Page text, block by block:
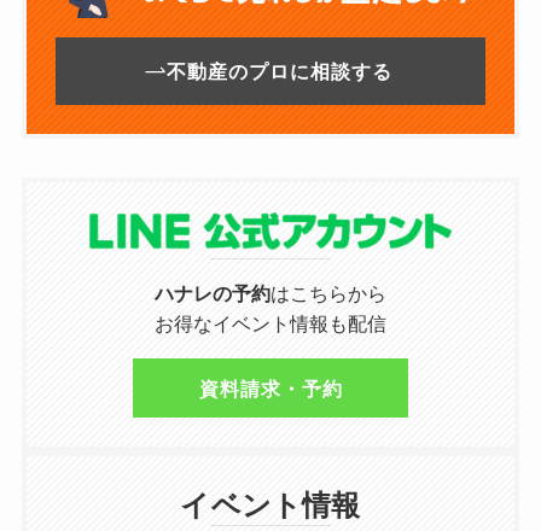
不動産のプロに相談する
ハナレの予約はこちらから
お得なイベント情報も配信
資料請求・予約
イベント情報